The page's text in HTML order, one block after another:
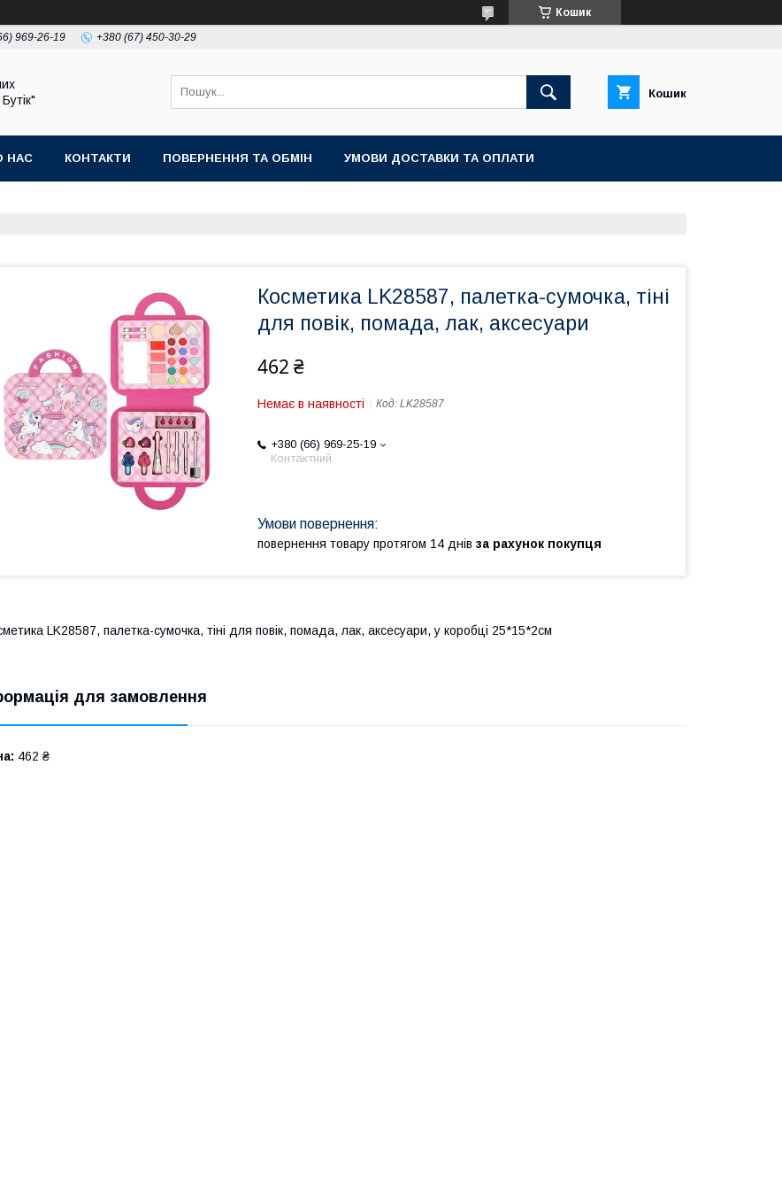
Кошик
969-26-19 +380 (67) 450-30-29
Кошик
НАС КОНТАКТИ ПОВЕРНЕННЯ ТА ОБМІН УМОВИ ДОСТАВКИ ТА ОПЛАТИ
Косметика LK28587, палетка-сумочка, тіні
для повік, помада, лак, аксесуари
462 ₴
Немає в наявності Код: LK28587
+380 (66) 969-25-19
Контактний
повернення товару протягом 14 днів за рахунок покупця
LK28587, палетка-сумочка, тіні для повік, помада, лак, аксесуари, у коробці 25*15*2см
для замовлення
462 ₴